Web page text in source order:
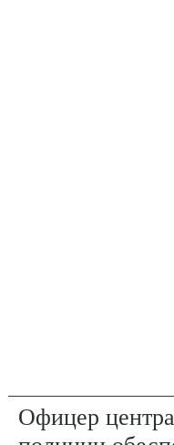
Офицер